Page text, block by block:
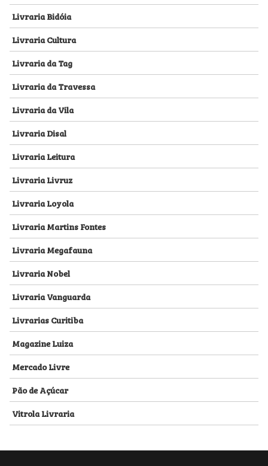
Livraria Bidóia
Livraria Cultura
Livraria da Tag
Livraria da Travessa
Livraria da Vila
Livraria Disal
Livraria Leitura
Livraria Livruz
Livraria Loyola
Livraria Martins Fontes
Livraria Megafauna
Livraria Nobel
Livraria Vanguarda
Livrarias Curitiba
Magazine Luiza
Mercado Livre
Pão de Açúcar
Vitrola Livraria